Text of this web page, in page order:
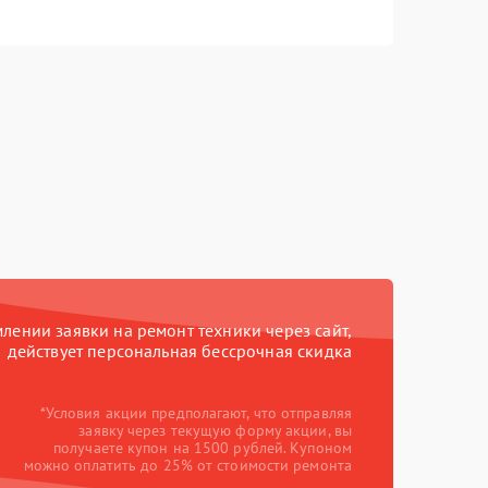
заявки на ремонт техники через сайт,
действует персональная бессрочная скидка
*Условия акции предполагают, что отправляя
заявку через текущую форму акции, вы
получаете купон на 1500 рублей. Купоном
можно оплатить до 25% от стоимости ремонта